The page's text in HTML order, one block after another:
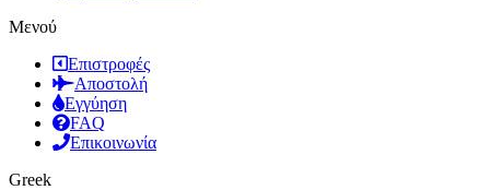
Μενού
Επιστροφές
Αποστολή
Εγγύηση
FAQ
Επικοινωνία
Greek